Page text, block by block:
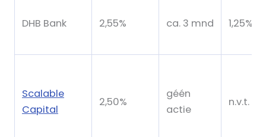
DHB Bank 2,55% ca. 3 mnd 1,25%
Scalable
Capital
2,50%
géén
actie
n.v.t.